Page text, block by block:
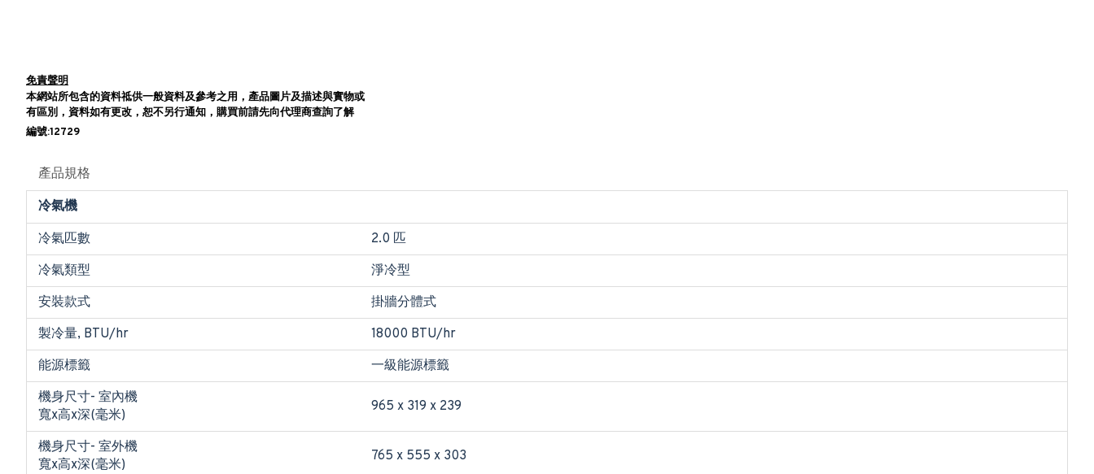
免責聲明
本網站所包含的資料祗供一般資料及參考之用，產品圖片及描述與實物或
有區別，資料如有更改，恕不另行通知，購買前請先向代理商查詢了解
編號:12729
產品規格
冷氣機
冷氣匹數
2.0 匹
冷氣類型
淨冷型
安裝款式
掛牆分體式
製冷量, BTU/hr
18000 BTU/hr
能源標籤
一級能源標籤
機身尺寸- 室內機
寬x高x深(毫米)
965 x 319 x 239
機身尺寸- 室外機
寬x高x深(毫米)
765 x 555 x 303